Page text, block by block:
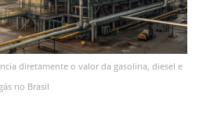
diretamente o valor da gasolina, diesel e
no Brasil